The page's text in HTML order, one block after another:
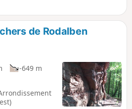
que les points de
est également
de Rodalben
-649 m